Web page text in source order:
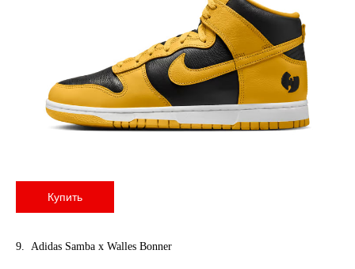
Купить
9. Adidas Samba x Walles Bonner